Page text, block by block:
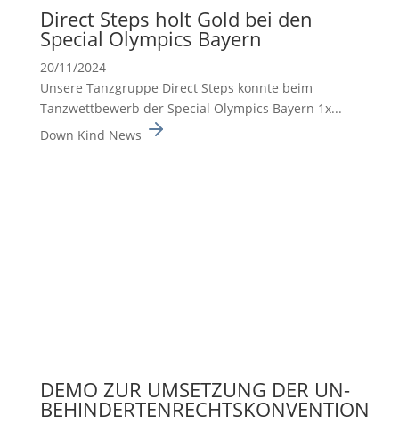
Direct Steps holt Gold bei den
Special Olympics Bayern
20/11/2024
Unsere Tanzgruppe Direct Steps konnte beim
Tanzwett­be­werb der Special Olympics Bayern 1x...
Down Kind News
DEMO ZUR UMSETZUNG DER UN-
BEHINDERTENRECHTSKONVENTION